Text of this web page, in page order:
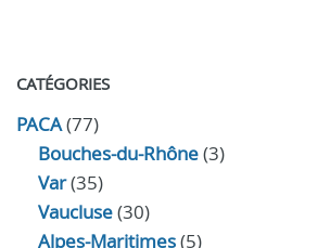
CATÉGORIES
PACA(77)
Bouches-du-Rhône(3)
Var(35)
Vaucluse(30)
Alpes-Maritimes(5)